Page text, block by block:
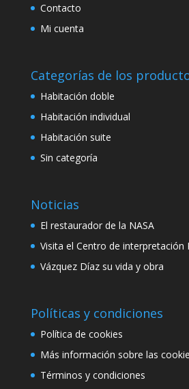
Contacto
Mi cuenta
Categorías de los
Habitación doble
Habitación individual
Habitación suite
Sin categoría
Noticias
El restaurador de la NASA
Visita el Centro de interpretación
Vázquez Díaz su vida y obra
Políticas y condiciones
Política de cookies
Más información sobre las
Términos y condiciones